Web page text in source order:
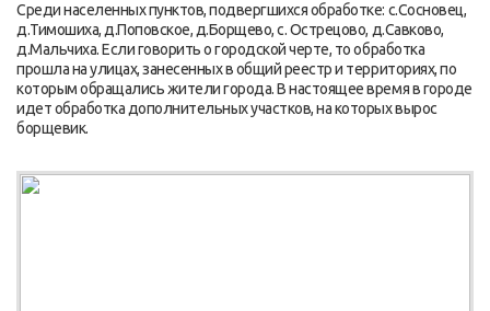
Среди населенных пунктов, подвергшихся обработке: с.Сосновец,
д.Тимошиха, д.Поповское, д.Борщево, с. Острецово, д.Савково,
д.Мальчиха. Если говорить о городской черте, то обработка
прошла на улицах, занесенных в общий реестр и территориях, по
которым обращались жители города. В настоящее время в городе
идет обработка дополнительных участков, на которых вырос
борщевик.